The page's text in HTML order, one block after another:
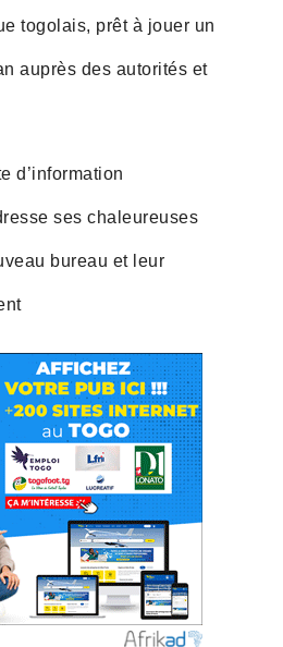
togolais, prêt à jouer un
auprès des autorités et
d’information
ses chaleureuses
bureau et leur